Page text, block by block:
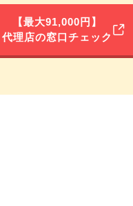
【最大91,000円】
代理店の窓口チェック